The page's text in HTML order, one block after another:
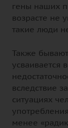
гены наших
возрасте не
такие люди
Также
усваивается
вследствие
ситуациях
менее